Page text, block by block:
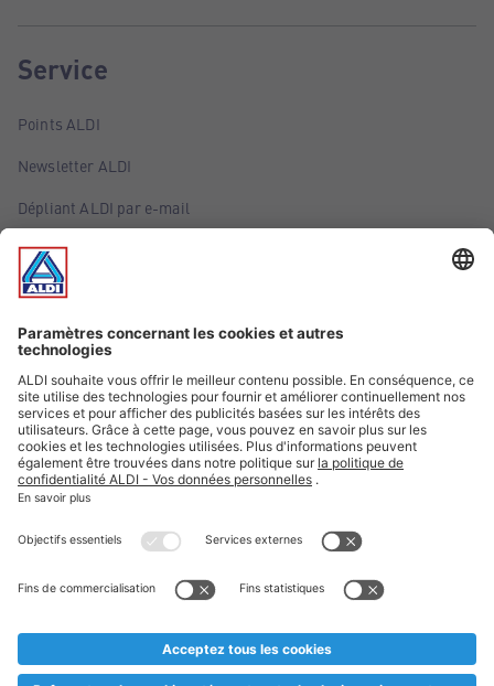
Service
Points ALDI
Newsletter ALDI
Dépliant ALDI par e-mail
Offres
Infos essentielles
Suivez ALDI Belgique
Textes marqués d'un astérisque et mentions légales
* Nous vendons ces articles temporairement et jusqu'à
au cas où, malgré le planning bien étudié, nous serions
prématurément en rupture de stock. Prix Recupel et TVA incl.
** Sur ce site, l’utilisation de la forme masculine a été adoptée